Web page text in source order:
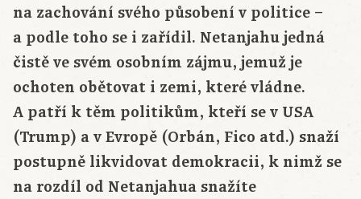
na zachování svého působení v politice –
a podle toho se i zařídil. Netanjahu jedná
čistě ve svém osobním zájmu, jemuž je
ochoten obětovat i zemi, které vládne.
A patří k těm politikům, kteří se v USA
(Trump) a v Evropě (Orbán, Fico atd.) snaží
postupně likvidovat demokracii, k nimž se
na rozdíl od Netanjahua snažíte